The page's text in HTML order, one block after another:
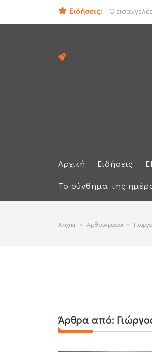
Ειδήσεις:
Ο
ΟΟΣΑ: Στην
Αρχική Ειδήσεις
Το σύνθημα της
Αρχικη > Αρθρογραφοι >
Άρθρα από: